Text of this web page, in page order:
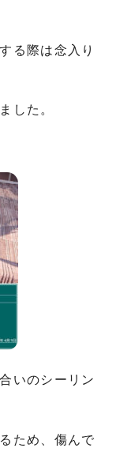
る際は念入り
した。
いのシーリン
ため、傷んで